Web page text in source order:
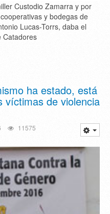
Custodio Zamarra y por
y bodegas de
Lucas-Torrs, daba el
Catadores
ha estado, está
víctimas de violencia
11575